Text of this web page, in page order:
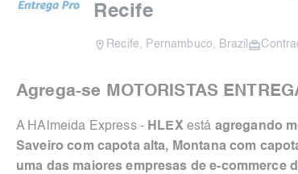
Recife
Recife, Pernambuco, Brazil
Agrega-se MOTORISTAS
A HAlmeida Express - HLEX está agregando
Saveiro com capota alta, Montana com
uma das maiores empresas de e-commerce